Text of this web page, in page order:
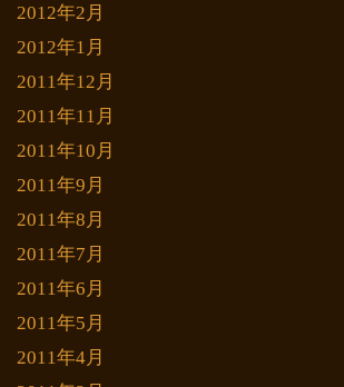
2012年2月
2012年1月
2011年12月
2011年11月
2011年10月
2011年9月
2011年8月
2011年7月
2011年6月
2011年5月
2011年4月